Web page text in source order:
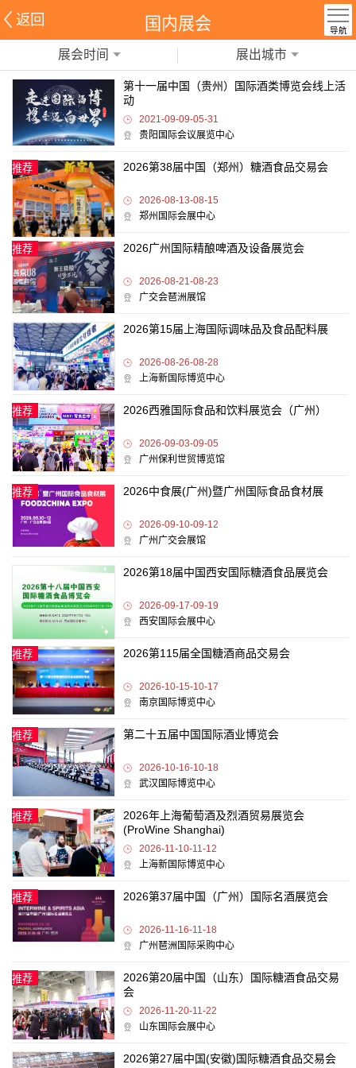
返回 国内展会 导航
展会时间 展出城市
第十一届中国（贵州）国际酒类博览会线上活
动
2021-09-09-05-31
贵阳国际会议展览中心
推荐 2026第38届中国（郑州）糖酒食品交易会
2026-08-13-08-15
郑州国际会展中心
推荐 2026广州国际精酿啤酒及设备展览会
2026-08-21-08-23
广交会琶洲展馆
2026第15届上海国际调味品及食品配料展
2026-08-26-08-28
上海新国际博览中心
推荐 2026西雅国际食品和饮料展览会（广州）
2026-09-03-09-05
广州保利世贸博览馆
推荐 2026中食展(广州)暨广州国际食品食材展
2026-09-10-09-12
广州广交会展馆
2026第18届中国西安国际糖酒食品展览会
2026-09-17-09-19
西安国际会展中心
推荐 2026第115届全国糖酒商品交易会
2026-10-15-10-17
南京国际博览中心
推荐 第二十五届中国国际酒业博览会
2026-10-16-10-18
武汉国际博览中心
推荐
2026年上海葡萄酒及烈酒贸易展览会
(ProWine Shanghai)
2026-11-10-11-12
上海新国际博览中心
推荐 2026第37届中国（广州）国际名酒展览会
2026-11-16-11-18
广州琶洲国际采购中心
推荐
2026第20届中国（山东）国际糖酒食品交易
会
2026-11-20-11-22
山东国际会展中心
2026第27届中国(安徽)国际糖酒食品交易会